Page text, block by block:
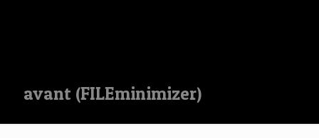
avant (FILEminimizer)